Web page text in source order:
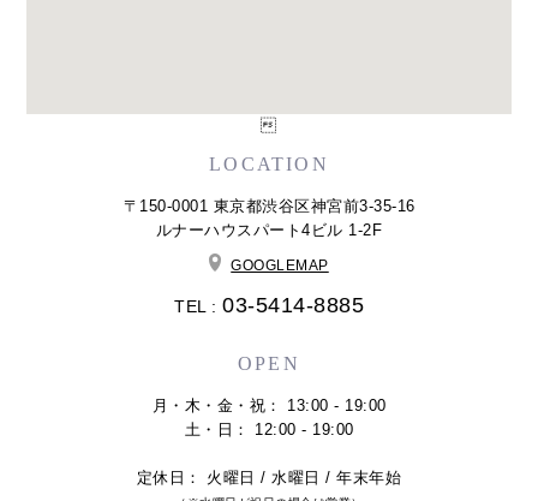
LOCATION
〒150-0001 東京都渋谷区神宮前3-35-16
ルナーハウスパート4ビル 1-2F
GOOGLEMAP
TEL : 03-5414-8885
OPEN
月・木・金・祝： 13:00 - 19:00
土・日： 12:00 - 19:00
定休日： 火曜日 / 水曜日 / 年末年始